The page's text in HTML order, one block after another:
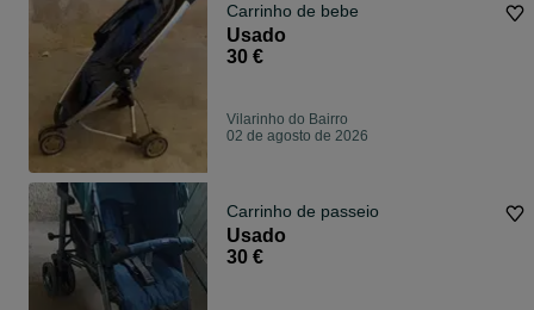
Carrinho de bebe
Usado
30 €
Vilarinho do Bairro
02 de agosto de 2026
Carrinho de passeio
Usado
30 €